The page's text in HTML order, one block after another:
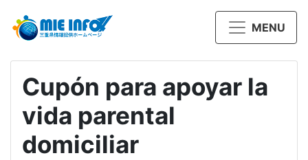
MENU
Cupón para apoyar la
vida parental
domiciliar